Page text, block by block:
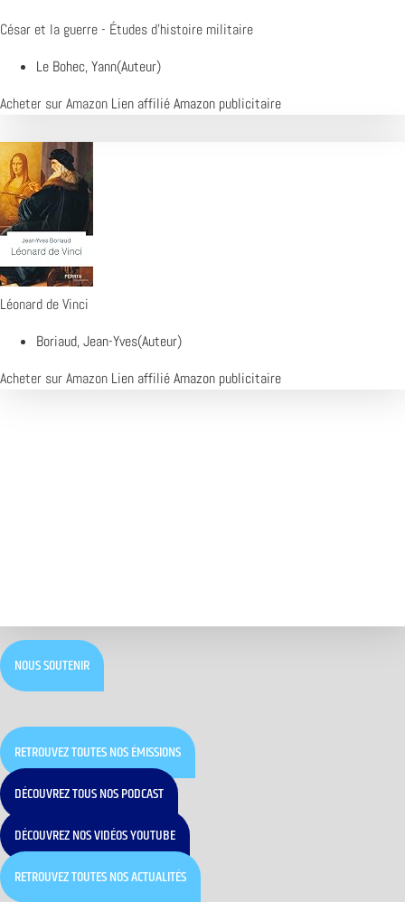
César et la guerre - Études d'histoire militaire
Le Bohec, Yann(Auteur)
Acheter sur Amazon Lien affilié Amazon publicitaire
Léonard de Vinci
Boriaud, Jean-Yves(Auteur)
Acheter sur Amazon Lien affilié Amazon publicitaire
NOUS SOUTENIR
RETROUVEZ TOUTES NOS ÉMISSIONS
DÉCOUVREZ TOUS NOS PODCAST
DÉCOUVREZ NOS VIDÉOS YOUTUBE
RETROUVEZ TOUTES NOS ACTUALITÉS